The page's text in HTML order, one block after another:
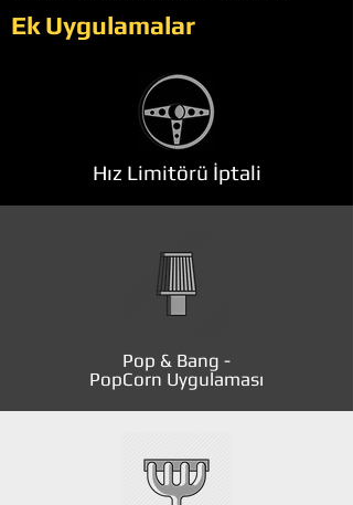
Ek Uygulamalar
Hız Limitörü İptali
Pop & Bang -
PopCorn Uygulaması